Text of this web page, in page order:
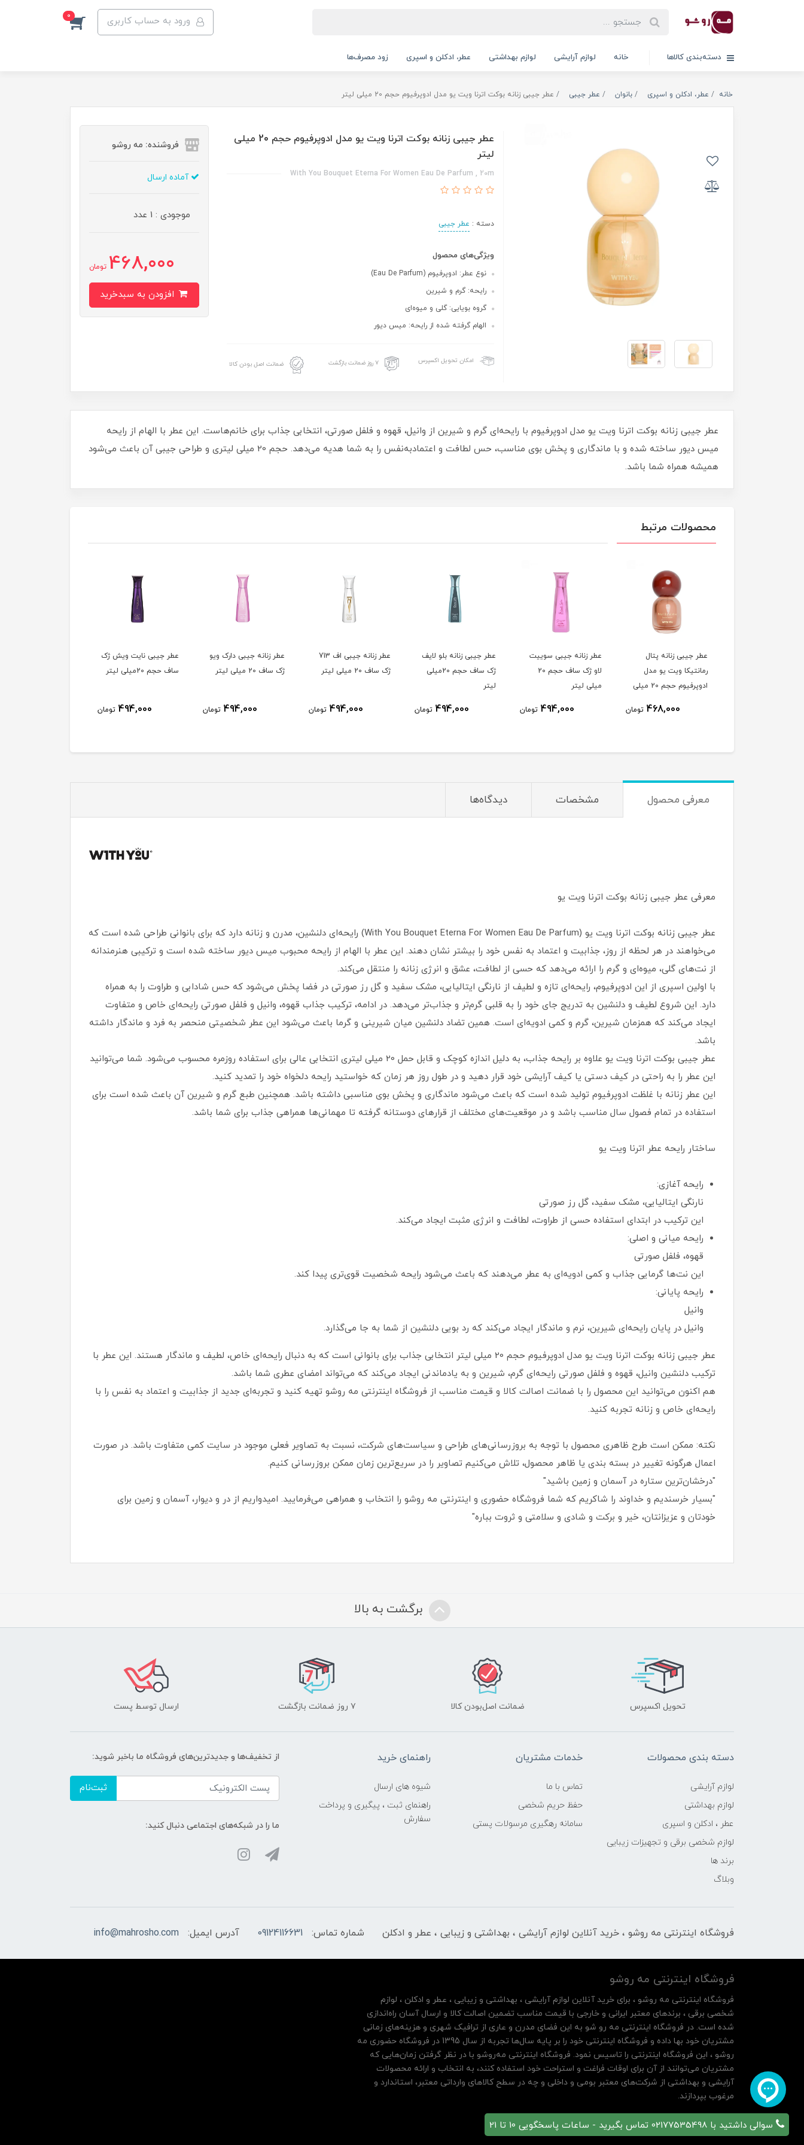
ورود به حساب کاربری 0
دسته‌بندی کالاها خانه لوازم آرایشی لوازم بهداشتی عطر، ادکلن و اسپری زود مصرف‌ها
خانه عطر، ادکلن و اسپری بانوان عطر جیبی عطر جیبی زنانه بوکت اترنا ویت یو مدل ادوپرفیوم حجم 20 میلی لیتر
عطر جیبی زنانه بوکت اترنا ویت یو مدل ادوپرفیوم حجم 20 میلی
لیتر
With You Bouquet Eterna For Women Eau De Parfum , 20m
دسته : عطر جیبی
ویژگی‌های محصول
نوع عطر: ادوپرفیوم (Eau De Parfum)
رایحه: گرم و شیرین
گروه بویایی: گلی و میوه‌ای
الهام گرفته شده از رایحه: میس دیور
امکان تحویل اکسپرس ۷ روز ضمانت بازگشت ضمانت اصل بودن کالا
فروشنده: مه رو‌شو
آماده ارسال
موجودی : 1 عدد
468,000 تومان
عطر جیبی زنانه بوکت اترنا ویت یو مدل ادوپرفیوم با رایحه‌ای گرم و شیرین از وانیل، قهوه و فلفل صورتی، انتخابی جذاب برای خانم‌هاست. این عطر با الهام از رایحه
میس دیور ساخته شده و با ماندگاری و پخش بوی مناسب، حس لطافت و اعتمادبه‌نفس را به شما هدیه می‌دهد. حجم 20 میلی‌ لیتری و طراحی جیبی آن باعث می‌شود
همیشه همراه شما باشد.
محصولات مرتبط
عطر جیبی زنانه پتال
رمانتیکا ویت یو مدل
ادوپرفیوم حجم 20 میلی
468,000 تومان
عطر زنانه جیبی سوییت
لاو ژک ساف حجم 20
میلی لیتر
494,000 تومان
عطر جیبی زنانه بلو لایف
ژک ساف حجم 20میلی
لیتر
494,000 تومان
عطر زنانه جیبی اف 713
ژک ساف 20 میلی لیتر
494,000 تومان
عطر زنانه جیبی دارک ويو
ژک ساف 20 میلی لیتر
494,000 تومان
عطر جیبی نایت ویش ژک
ساف حجم 20میلی لیتر
494,000 تومان
معرفی محصول مشخصات دیدگاه‌ها
معرفی عطر جیبی زنانه بوکت اترنا ویت یو
عطر جیبی زنانه بوکت اترنا ویت یو (With You Bouquet Eterna For Women Eau De Parfum) رایحه‌ای دلنشین، مدرن و زنانه دارد که برای بانوانی طراحی شده است که
می‌خواهند در هر لحظه از روز، جذابیت و اعتماد به نفس خود را بیشتر نشان دهند. این عطر با الهام از رایحه محبوب میس دیور ساخته شده است و ترکیبی هنرمندانه
از نت‌های گلی، میوه‌ای و گرم را ارائه می‌دهد که حسی از لطافت، عشق و انرژی زنانه را منتقل می‌کند.
با اولین اسپری از این ادوپرفیوم، رایحه‌ای تازه و لطیف از نارنگی ایتالیایی، مشک سفید و گل رز صورتی در فضا پخش می‌شود که حس شادابی و طراوت را به همراه
دارد. این شروع لطیف و دلنشین به تدریج جای خود را به قلبی گرم‌تر و جذاب‌تر می‌دهد. در ادامه، ترکیب جذاب قهوه، وانیل و فلفل صورتی رایحه‌ای خاص و متفاوت
ایجاد می‌کند که همزمان شیرین، گرم و کمی ادویه‌ای است. همین تضاد دلنشین میان شیرینی و گرما باعث می‌شود این عطر شخصیتی منحصر‌ به‌ فرد و ماندگار داشته
باشد.
عطر جیبی بوکت اترنا ویت یو علاوه بر رایحه جذاب، به دلیل اندازه کوچک و قابل حمل 20 میلی‌ لیتری انتخابی عالی برای استفاده روزمره محسوب می‌شود. شما می‌توانید
این عطر را به راحتی در کیف دستی یا کیف آرایشی خود قرار دهید و در طول روز هر زمان که خواستید رایحه دلخواه خود را تمدید کنید.
این عطر زنانه با غلظت ادوپرفیوم تولید شده است که باعث می‌شود ماندگاری و پخش بوی مناسبی داشته باشد. همچنین طبع گرم و شیرین آن باعث شده است برای
استفاده در تمام فصول سال مناسب باشد و در موقعیت‌های مختلف از قرارهای دوستانه گرفته تا مهمانی‌ها همراهی جذاب برای شما باشد.
ساختار رایحه عطر اترنا ویت یو
رایحه آغازی:
نارنگی ایتالیایی، مشک سفید، گل رز صورتی
این ترکیب در ابتدای استفاده حسی از طراوت، لطافت و انرژی مثبت ایجاد می‌کند.
رایحه میانی و اصلی:
قهوه، فلفل صورتی
این نت‌ها گرمایی جذاب و کمی ادویه‌ای به عطر می‌دهند که باعث می‌شود رایحه شخصیت قوی‌تری پیدا کند.
رایحه پایانی:
وانیل
وانیل در پایان رایحه‌ای شیرین، نرم و ماندگار ایجاد می‌کند که رد بویی دلنشین از شما به جا می‌گذارد.
عطر جیبی زنانه بوکت اترنا ویت یو مدل ادوپرفیوم حجم 20 میلی‌ لیتر انتخابی جذاب برای بانوانی است که به دنبال رایحه‌ای خاص، لطیف و ماندگار هستند. این عطر با
ترکیب دلنشین وانیل، قهوه و فلفل صورتی رایحه‌ای گرم، شیرین و به‌ یادماندنی ایجاد می‌کند که می‌تواند امضای عطری شما باشد.
هم‌ اکنون می‌توانید این محصول را با ضمانت اصالت کالا و قیمت مناسب از فروشگاه اینترنتی مه روشو تهیه کنید و تجربه‌ای جدید از جذابیت و اعتماد به نفس را با
رایحه‌ای خاص و زنانه تجربه کنید.
نکته: ممکن است طرح ظاهری محصول با توجه به بروزرسانی‌های طراحی و سیاست‌های شرکت، نسبت به تصاویر فعلی موجود در سایت کمی متفاوت باشد. در صورت
اعمال هرگونه تغییر در بسته‌ بندی یا ظاهر محصول، تلاش می‌کنیم تصاویر را در سریع‌ترین زمان ممکن بروزرسانی کنیم.
"درخشان‌ترین ستاره در آسمان و زمین باشید"
"بسیار خرسندیم و خداوند را شاکریم که شما فروشگاه حضوری و اینترنتی مه روشو را انتخاب و همراهی می‌فرمایید. امیدواریم از در و دیوار، آسمان و زمین برای
خودتان و عزیزانتان، خیر و برکت و شادی و سلامتی و ثروت بباره"
برگشت به بالا
تحویل اکسپرس ضمانت اصل‌بودن کالا ۷ روز ضمانت بازگشت ارسال توسط پست
دسته بندی محصولات
لوازم آرایشی
لوازم بهداشتی
عطر ، ادکلن و اسپری
لوازم شخصی برقی و تجهیزات زیبایی
برند ها
وبلاگ
خدمات مشتریان
تماس با ما
حفظ حریم شخصی
سامانه رهگیری مرسولات پستی
راهنمای خرید
شیوه های ارسال
راهنمای ثبت ، پیگیری و پرداخت
سفارش
از تخفیف‌ها و جدیدترین‌های فروشگاه ما باخبر شوید:
ثبت‌نام
ما را در شبکه‌های اجتماعی دنبال کنید:
فروشگاه اینترنتی مه‌ رو‌شو ، خرید آنلاین لوازم آرایشی ، بهداشتی و زیبایی ، عطر و ادکلن شماره تماس: 09124116631 آدرس ایمیل: info@mahrosho.com
سوالی داشتید با 02177535498 تماس بگیرید - ساعات پاسخگویی 10 تا 21
فروشگاه اینترنتی مه‌ رو‌شو
فروشگاه اینترنتی مه‌ رو‌شو ، برای خرید آنلاین لوازم آرایشی ، بهداشتی و زیبایی ، عطر و ادکلن ، لوازم
شخصی برقی ، برندهای معتبر ایرانی و خارجی با قیمت مناسب تضمین اصالت کالا و ارسال آسان راه‌اندازی
شده است. در فروشگاه اینترنتی مه رو شو به این فضای مدرن و عاری از ترافیک شهری و هزینه‌های زمانی
مشتریان خود بها داده و فروشگاه اینترنتی خود را بر پایه سال‌ها تجربه از سال 1395 در فروشگاه حضوری مه
روشو ، این فروشگاه اینترنتی را تاسیس نمود. فروشگاه اینترنتی مه‌رو‌شو با در نظر گرفتن زمان‌هایی که
مشتریان می‌توانند از آن‌ برای اوقات فراغت و استراحت خود استفاده کنند، به انتخاب و ارائه محصولات
آرایشی و بهداشتی از شرکت‌های معتبر بومی و داخلی و چه در سطح کالاهای وارداتی معتبر، استاندارد و
مرغوب بپردازند.